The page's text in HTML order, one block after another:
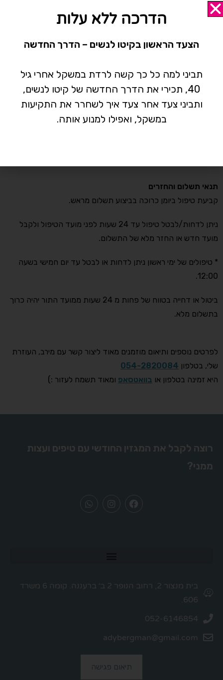
מיקום
רעננה.
שעות פעילות
הקליניקה פעילה בימים ראשון-חמישי בין השעות 8:00-14:30
וביום שישי בין השעות 8:00-14:00
אותיות קטנות אבל חשובות
תנאי תשלום והחזרים
קביעת טיפול ביומן כרוכה בביצוע תשלום מראש.
ניתן לדחות/לבטל טיפול עד 24 שעות לפני מועד הטיפול ולקבל
מועד חדש או החזר מלא של התשלום.
* טיפולים של ימי ראשון ניתן לדחות או לבטל עד יום חמישי בשעה
12:00.
ביטול או דחייה בטווח של פחות מ 24 שעות ממועד התור יהיה כרוך
בתשלום מלא.
לפרטים נוספים ותיאום מוזמנים מאוד ליצור קשר עם מירב, העוזרת
שלי, בטלפון 054-2820084
היא זמינה בטלפון או בוואטסאפ ומאוד תשמח לעזור :)
רוצה לקבל את המגזין החודשי עם טיפים ועצות
ממני?
בית מנצור 2, רחוב הנופר 2 ב׳ ברעננה. קומה 6 משרד
606.
052-6146854
adybergman@gmail.com
תיאום פגישה
הדרכה ללא עלות
הצעד הראשון בקיטו לנשים – הדרך החדשה
תביני למה כל כך קשה לרדת במשקל אחרי גיל
40, תכירי את הדרך החדשה של קיטו לנשים,
ותביני צעד אחר צעד איך לשחרר את התקיעות
במשקל, ואפילו למנוע אותה.